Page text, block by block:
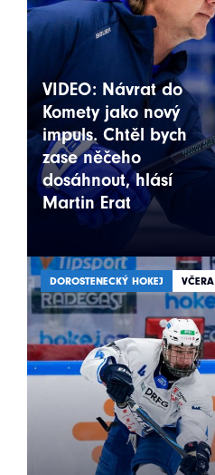
VIDEO: Návrat do
Komety jako nový
impuls. Chtěl bych
zase něčeho
dosáhnout, hlásí
Martin Erat
DOROSTENECKÝ HOKEJ VČERA